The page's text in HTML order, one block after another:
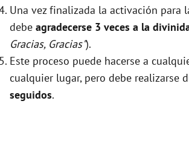
Una vez finalizada la activación para
debe agradecerse 3 veces a la
Gracias, Gracias").
Este proceso puede hacerse a
cualquier lugar, pero debe realizarse
seguidos.